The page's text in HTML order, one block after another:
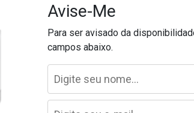
Avise-Me
Para ser avisado da
campos abaixo.